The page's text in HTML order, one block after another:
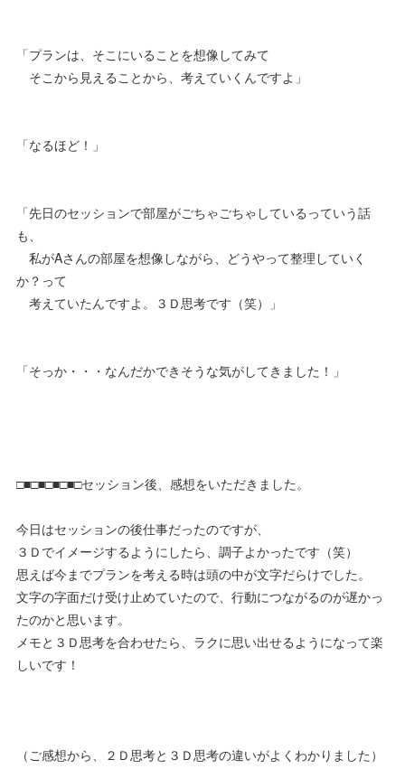
「プランは、そこにいることを想像してみて
そこから見えることから、考えていくんですよ」
「なるほど！」
「先日のセッションで部屋がごちゃごちゃしているっていう話
も、
私がAさんの部屋を想像しながら、どうやって整理していく
か？って
考えていたんですよ。３Ｄ思考です（笑）」
「そっか・・・なんだかできそうな気がしてきました！」
□■□■□■□■□セッション後、感想をいただきました。
今日はセッションの後仕事だったのですが、
３Ｄでイメージするようにしたら、調子よかったです（笑）
思えば今までプランを考える時は頭の中が文字だらけでした。
文字の字面だけ受け止めていたので、行動につながるのが遅かっ
たのかと思います。
メモと３Ｄ思考を合わせたら、ラクに思い出せるようになって楽
しいです！
（ご感想から、２Ｄ思考と３Ｄ思考の違いがよくわかりました）